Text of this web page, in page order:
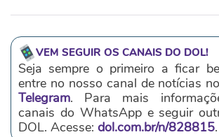
VEM SEGUIR OS CANAIS DO DOL!
Seja sempre o primeiro a ficar
entre no nosso canal de notícias
Telegram. Para mais
canais do WhatsApp e seguir
DOL. Acesse: dol.com.br/n/828815.